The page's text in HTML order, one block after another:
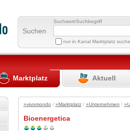
Suchen
Suchwort/Suchbegriff
nur in Kanal Marktplatz
Marktplatz Aktuell
»vivomondo / »Marktplatz/ »Unternehmen /
Bioenergetica